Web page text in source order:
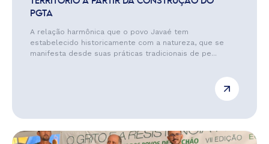
PGTA
A relação harmônica que o povo Javaé tem
estabelecido historicamente com a natureza, que se
manifesta desde suas práticas tradicionais de pe...